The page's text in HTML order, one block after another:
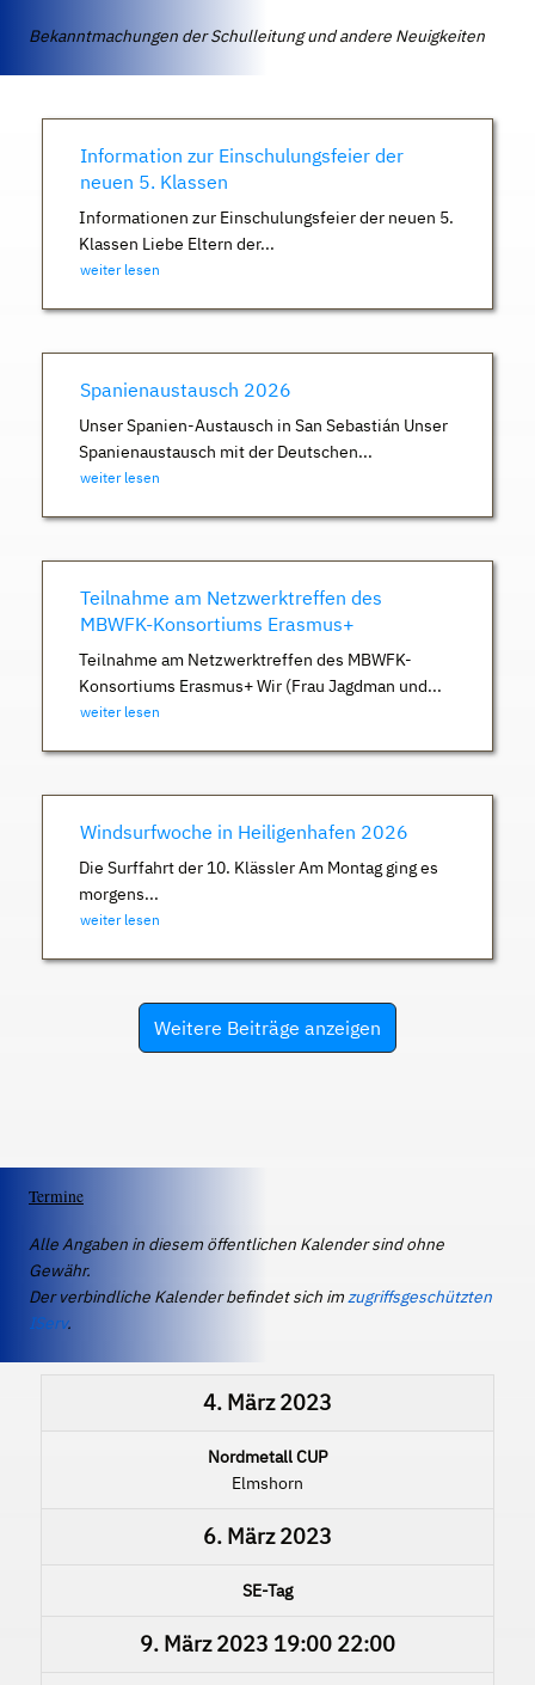
Bekanntmachungen der Schulleitung und andere Neuigkeiten
Information zur Einschulungsfeier der
neuen 5. Klassen
Informationen zur Einschulungsfeier der neuen 5.
Klassen Liebe Eltern der...
weiter lesen
Spanienaustausch 2026
Unser Spanien-Austausch in San Sebastián Unser
Spanienaustausch mit der Deutschen...
weiter lesen
Teilnahme am Netzwerktreffen des
MBWFK-Konsortiums Erasmus+
Teilnahme am Netzwerktreffen des MBWFK-
Konsortiums Erasmus+ Wir (Frau Jagdman und...
weiter lesen
Windsurfwoche in Heiligenhafen 2026
Die Surffahrt der 10. Klässler Am Montag ging es
morgens...
weiter lesen
Weitere Beiträge anzeigen
Termine
Alle Angaben in diesem öffentlichen Kalender sind ohne
Gewähr.
Der verbindliche Kalender befindet sich imzugriffsgeschützten
IServ.
4. März 2023
Nordmetall CUP
Elmshorn
6. März 2023
SE-Tag
9. März 2023 19:00 22:00